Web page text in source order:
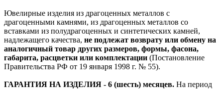
Ювелирные изделия из драгоценных металлов с
драгоценными камнями, из драгоценных металлов со
вставками из полудрагоценных и синтетических камней,
надлежащего качества, не подлежат возврату или обмену на
аналогичный товар других размеров, формы, фасона,
габарита, расцветки или комплектации (Постановление
Правительства РФ от 19 января 1998 г. № 55).
ГАРАНТИЯ НА ИЗДЕЛИЯ - 6 (шесть) месяцев. На период